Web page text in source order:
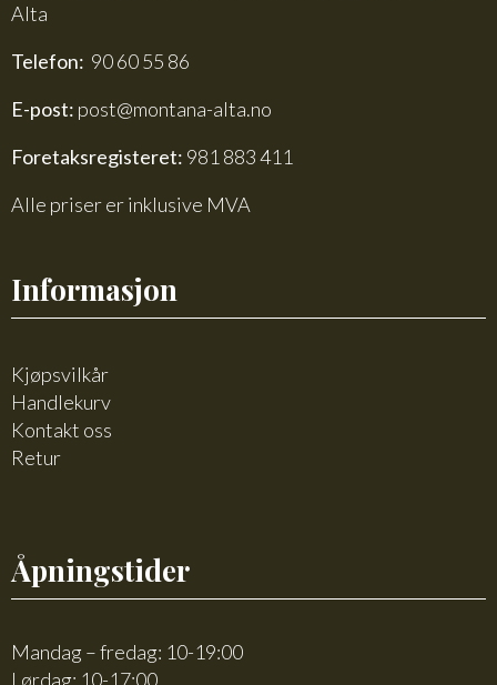
Alta
Telefon: 90 60 55 86
E-post: post@montana-alta.no
Foretaksregisteret: 981 883 411
Alle priser er inklusive MVA
Informasjon
Kjøpsvilkår
Handlekurv
Kontakt oss
Retur
Åpningstider
Mandag – fredag: 10-19:00
Lørdag: 10-17:00